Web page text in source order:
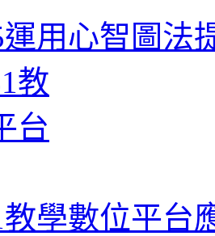
運用心智圖法
教學數位平台